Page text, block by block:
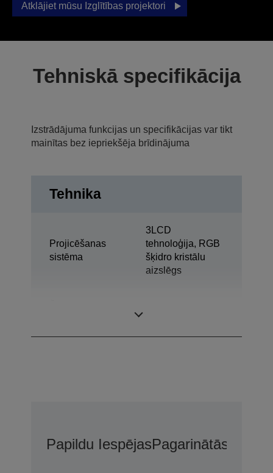
Atklājiet mūsu Izglītības projektori
Tehniskā specifikācija
Izstrādājuma funkcijas un specifikācijas var tikt
mainītas bez iepriekšēja brīdinājuma
Tehnika
Projicēšanas
sistēma
3LCD
tehnoloģija, RGB
šķidro kristālu
aizslēgs
Papildu IespējasPagarinātās